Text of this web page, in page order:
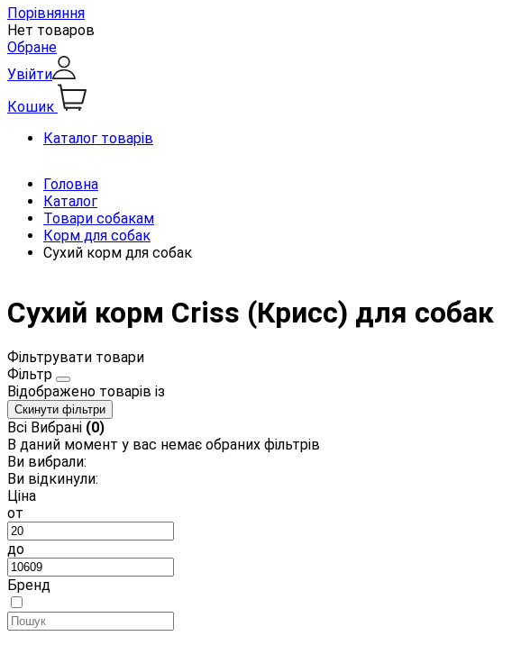
Порівняння
Нет товаров
Обране
Увійти
Кошик
Каталог товарів
Головна
Каталог
Товари собакам
Корм для собак
Сухий корм для собак
Сухий корм Criss (Крисс) для собак
Фільтрувати товари
Фільтр
Відображено товарів із
Скинути фільтри
Всі Вибрані (0)
В даний момент у вас немає обраних фільтрів
Ви вибрали:
Ви відкинули:
Ціна
от
до
Бренд